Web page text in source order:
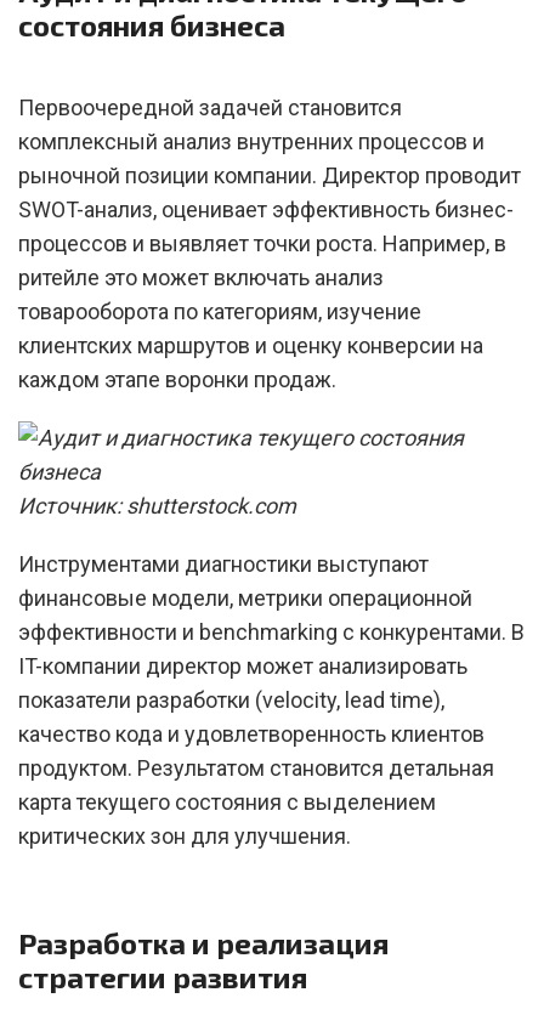
состояния бизнеса
Первоочередной задачей становится
комплексный анализ внутренних процессов и
рыночной позиции компании. Директор проводит
SWOT-анализ, оценивает эффективность бизнес-
процессов и выявляет точки роста. Например, в
ритейле это может включать анализ
товарооборота по категориям, изучение
клиентских маршрутов и оценку конверсии на
каждом этапе воронки продаж.
Источник: shutterstock.com
Инструментами диагностики выступают
финансовые модели, метрики операционной
эффективности и benchmarking с конкурентами. В
IT-компании директор может анализировать
показатели разработки (velocity, lead time),
качество кода и удовлетворенность клиентов
продуктом. Результатом становится детальная
карта текущего состояния с выделением
критических зон для улучшения.
Разработка и реализация
стратегии развития